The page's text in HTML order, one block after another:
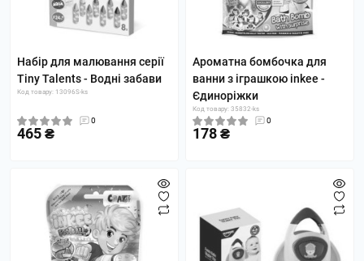
Набір для малювання серії
Tiny Talents - Водні забави
Код товару: 13096S-ks
0
465 ₴
Ароматна бомбочка для
ванни з іграшкою inkee -
Єдиноріжки
Код товару: 35832-ks
0
178 ₴